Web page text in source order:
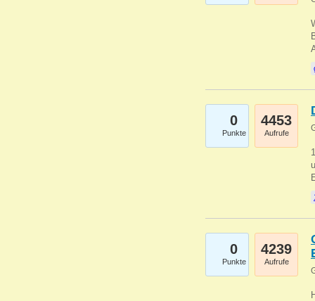
0
Punkte
4453
Aufrufe
0
Punkte
4239
Aufrufe